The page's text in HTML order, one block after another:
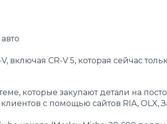
включая CR-V 5, которая сейчас
которые закупают детали на
с помощью сайтов RIA, OLX,